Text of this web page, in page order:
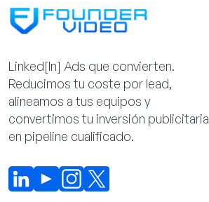
Linked[ln] Ads que convierten.
Reducimos tu coste por lead,
alineamos a tus equipos y
convertimos tu inversión publicitaria
en pipeline cualificado.